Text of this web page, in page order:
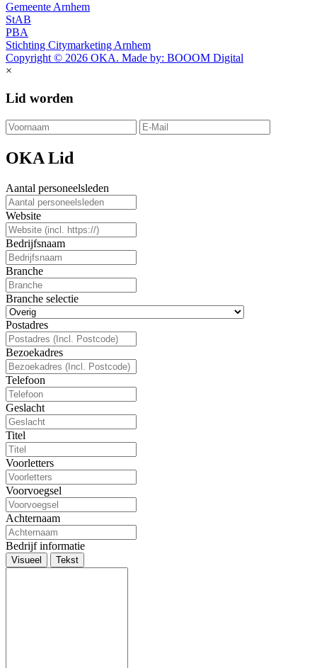
Gemeente Arnhem
StAB
PBA
Stichting Citymarketing Arnhem
Copyright © 2026 OKA. Made by: BOOOM Digital
×
Lid worden
OKA Lid
Aantal personeelsleden
Website
Bedrijfsnaam
Branche
Branche selectie
Postadres
Bezoekadres
Telefoon
Geslacht
Titel
Voorletters
Voorvoegsel
Achternaam
Bedrijf informatie
Visueel Tekst